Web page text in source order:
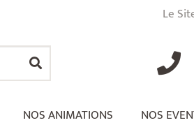
Le
NOS ANIMATIONS NOS